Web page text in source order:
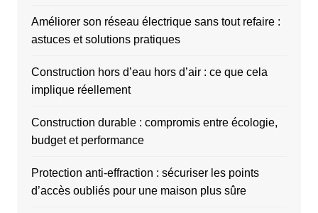
Améliorer son réseau électrique sans tout refaire :
astuces et solutions pratiques
Construction hors d’eau hors d’air : ce que cela
implique réellement
Construction durable : compromis entre écologie,
budget et performance
Protection anti-effraction : sécuriser les points
d’accès oubliés pour une maison plus sûre